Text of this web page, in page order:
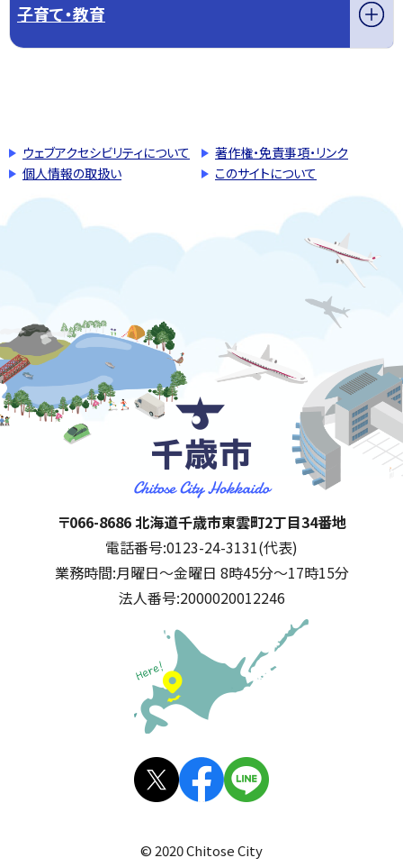
子育て・教育
ウェブアクセシビリティについて
著作権・免責事項・リンク
個人情報の取扱い
このサイトについて
千歳市
住所:
〒066-8686 北海道千歳市東雲町2丁目34番地
電話番号:0123-24-3131(代表)
業務時間:月曜日～金曜日 8時45分～17時15分
法人番号:2000020012246
公式SNS
© 2020 Chitose City